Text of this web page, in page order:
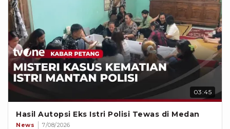
03:45
Hasil Autopsi Eks Istri Polisi Tewas di Medan
News 7/08/2026